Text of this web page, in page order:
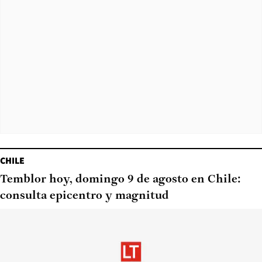
CHILE
Temblor hoy, domingo 9 de agosto en Chile:
consulta epicentro y magnitud